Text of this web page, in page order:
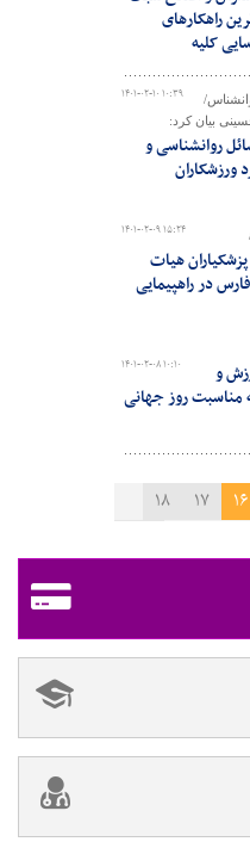
راهکارهای
کلیه
۱۴۰۱-۰۲-۱۰ ۱۰:۳۹
بیان کرد:
روانشناسی و
ورزشکاران
۱۴۰۱-۰۲-۰۹ ۱۵:۲۴
هیات
در راهپیمایی
۱۴۰۱-۰۲-۰۸ ۱۰:۱۰
و
مناسبت روز جهانی
۱۶ ۱۷
۱۸